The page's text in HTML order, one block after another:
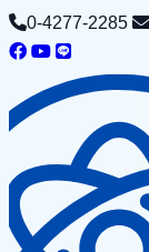
0-4277-2285